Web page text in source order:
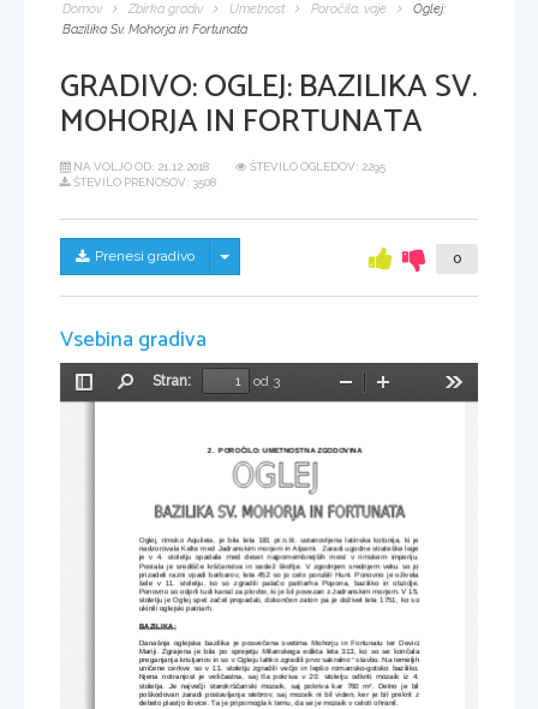
Domov Zbirka gradiv Umetnost Poročila, vaje
Oglej:
Bazilika Sv. Mohorja in Fortunata
GRADIVO:OGLEJ: BAZILIKA SV.
MOHORJA IN FORTUNATA
NA VOLJO OD: 21.12.2018
ŠTEVILO OGLEDOV: 2295
ŠTEVILO PRENOSOV: 3508
Prenesi gradivo Skrij/prikaži meni 0
Vsebina gradiva
Preklopi
Stran:
od 3
Pomanjšaj
2. POROČILO: UMETNOSTNA ZGODOVINA
Oglej, rimsko Aquileia, je bila leta 181 pr.n.št. ustanovljena latinska kolonija, ki je
nadzorovala Kelte med Jadranskim morjem in Alpami.  Zaradi ugodne strateške lege
je v 4. stoletju spadala med deset najpomembnejših mest v rimskem imperiju.
Postala je središče krščanstva in sedež škofije. V zgodnjem srednjem veku so jo
prizadeli razni vpadi barbarov, leta 452 so jo celo porušili Huni. Ponovno je oživela
šele v 11. stoletju, ko so zgradili palačo patriarha Popona, baziliko in obzidje.
Ponovno so odprli tudi kanal za plovbo, ki je bil povezan z Jadranskim morjem. V 15.
stoletju je Oglej spet začel propadati, dokončen zaton pa je doživel leta 1751, ko so
ukinili oglejski patriarh.
BAZILIKA:
Današnja oglejska bazilika je posvečena svetima Mohorju in Fortunatu ter Devici
Mariji. Zgrajena je bila po sprejetju Milanskega edikta leta 313, ko so se končala
preganjanja kristjanov in so v Ogleju lahko zgradili prvo sakralno  stavbo. Na temeljih
uničene cerkve so v 11. stoletju zgradili večjo in lepšo romansko-gotsko baziliko.
Njena notranjost je veličastna, saj tla pokriva v 20. stoletju odkriti mozaik iz 4.
stoletja. Je največji starokrščanski mozaik, saj pokriva kar 760 m². Delno je bil
poškodovan zaradi postavljanja stebrov, saj mozaik ni bil viden, ker je bil prekrit z
debelo plastjo ilovice. Ta je pripomogla k temu, da se je mozaik v celoti ohranil.